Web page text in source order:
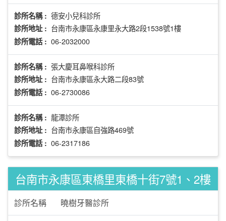
診所名稱 : 德安小兒科診所
診所地址 : 台南市永康區永康里永大路2段1538號1樓
診所電話 : 06-2032000
診所名稱 : 張大慶耳鼻喉科診所
診所地址 : 台南市永康區永大路二段83號
診所電話 : 06-2730086
診所名稱 : 龍潭診所
診所地址 : 台南市永康區自強路469號
診所電話 : 06-2317186
台南市永康區東橋里東橋十街7號1、2樓
診所名稱 曉樹牙醫診所